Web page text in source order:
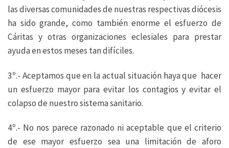
las diversas comunidades de nuestras respectivas diócesis
ha sido grande, como también enorme el esfuerzo de
Cáritas y otras organizaciones eclesiales para prestar
ayuda en estos meses tan difíciles.
3º.- Aceptamos que en la actual situación haya que hacer
un esfuerzo mayor para evitar los contagios y evitar el
colapso de nuestro sistema sanitario.
4º.- No nos parece razonado ni aceptable que el criterio
de ese mayor esfuerzo sea una limitación de aforo